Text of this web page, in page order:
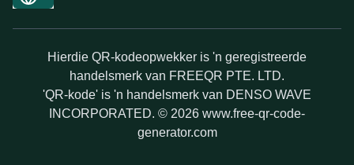
Hierdie QR-kodeopwekker is 'n geregistreerde
handelsmerk van FREEQR PTE. LTD.
'QR-kode' is 'n handelsmerk van DENSO WAVE
INCORPORATED. © 2026 www.free-qr-code-
generator.com